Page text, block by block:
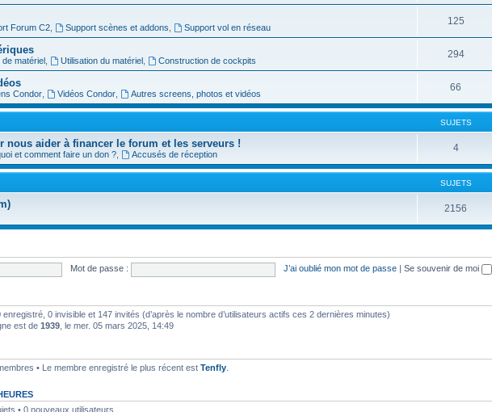
Forum C2, Support scènes et addons Support vol en réseau
125
de matériel, Utilisation du matériel, Construction de cockpits
294
Condor, Vidéos Condor, Autres screens, photos et vidéos
66
SUJETS
nous aider à financer le forum et les serveurs !
et comment faire un don ?, Accusés de réception
4
SUJETS
2156
Mot de passe : J’ai oublié mon mot de passe Se souvenir de moi
0 invisible et 147 invités (d’après le nombre d’utilisateurs actifs ces 2 dernières minutes)
est de 1939 , le mer. 05 mars 2025, 14:49
• Le membre enregistré le plus récent est Tenfly
• 0 nouveaux utilisateurs